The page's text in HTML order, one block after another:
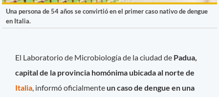
Una persona de 54 años se convirtió en el primer caso nativo de dengue
en Italia.
El Laboratorio de Microbiología de la ciudad de Padua,
capital de la provincia homónima ubicada al norte de
Italia , informó oficialmente un caso de dengue en una